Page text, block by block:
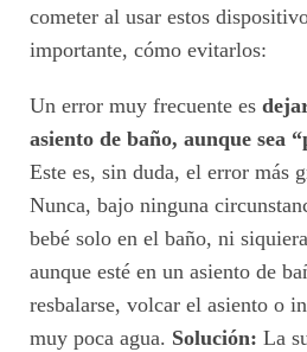
cometer al usar estos
importante, cómo evitarlos:
Un error muy frecuente es
asiento de baño, aunque sea
Este es, sin duda, el error más
Nunca, bajo ninguna
bebé solo en el baño, ni
aunque esté en un asiento de
resbalarse, volcar el asiento o
muy poca agua. Solución: La